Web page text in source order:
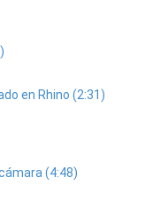
en Rhino (2:31)
(4:48)